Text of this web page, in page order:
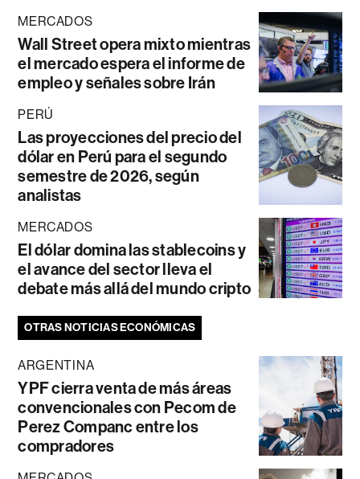
MERCADOS
Wall Street opera mixto mientras
el mercado espera el informe de
empleo y señales sobre Irán
PERÚ
Las proyecciones del precio del
dólar en Perú para el segundo
semestre de 2026, según
analistas
MERCADOS
El dólar domina las stablecoins y
el avance del sector lleva el
debate más allá del mundo cripto
OTRAS NOTICIAS ECONÓMICAS
ARGENTINA
YPF cierra venta de más áreas
convencionales con Pecom de
Perez Companc entre los
compradores